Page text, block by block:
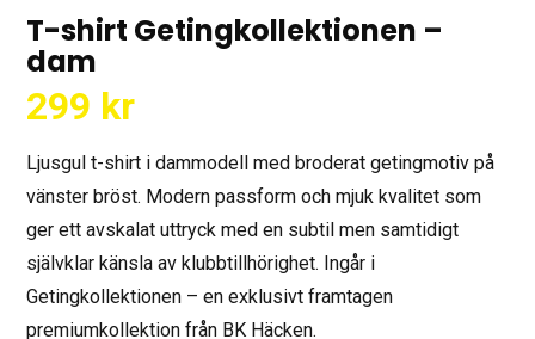
T-shirt Getingkollektionen –
dam
299 kr
Ljusgul t-shirt i dammodell med broderat getingmotiv på
vänster bröst. Modern passform och mjuk kvalitet som
ger ett avskalat uttryck med en subtil men samtidigt
självklar känsla av klubbtillhörighet. Ingår i
Getingkollektionen – en exklusivt framtagen
premiumkollektion från BK Häcken.